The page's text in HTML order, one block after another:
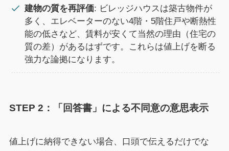
建物の質を再評価: ビレッジハウスは築古物件が
多く、エレベーターのない4階・5階住戸や断熱性
能の低さなど、賃料が安くて当然の理由（住宅の
質の差）があるはずです。これらは値上げを断る
強力な論拠になります。
STEP 2：「回答書」による不同意の意思表示
値上げに納得できない場合、口頭で伝えるだけでな